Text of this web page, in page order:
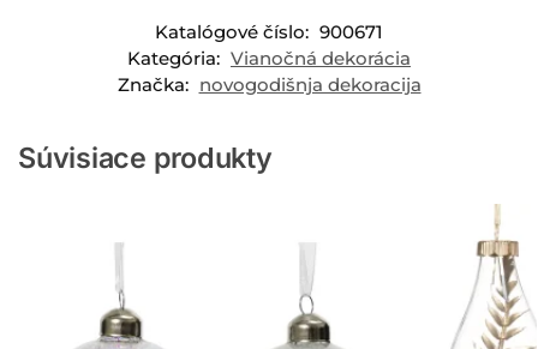
Katalógové číslo: 900671
Kategória: Vianočná dekorácia
Značka: novogodišnja dekoracija
Súvisiace produkty